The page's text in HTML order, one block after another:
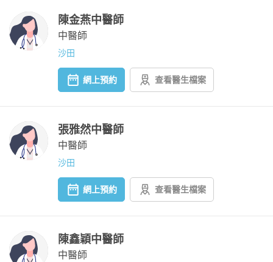
陳金燕中醫師
中醫師
沙田
網上預約 查看醫生檔案
張雅然中醫師
中醫師
沙田
網上預約 查看醫生檔案
陳鑫穎中醫師
中醫師